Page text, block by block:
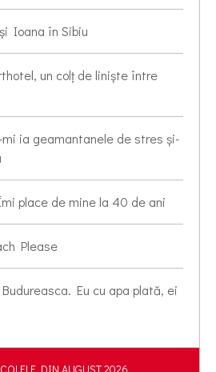
Ioana în Sibiu
un colț de liniște între
ia geamantanele de stres și-
place de mine la 40 de ani
Please
Eu cu apa plată, ei